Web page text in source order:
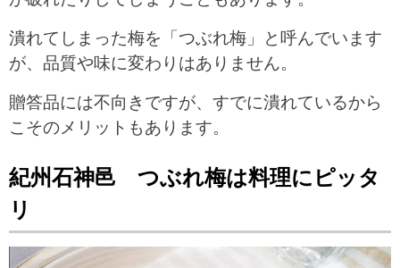
潰れてしまった梅を「つぶれ梅」と呼んでいます
が、品質や味に変わりはありません。
贈答品には不向きですが、すでに潰れているから
こそのメリットもあります。
紀州石神邑 つぶれ梅は料理にピッタ
リ